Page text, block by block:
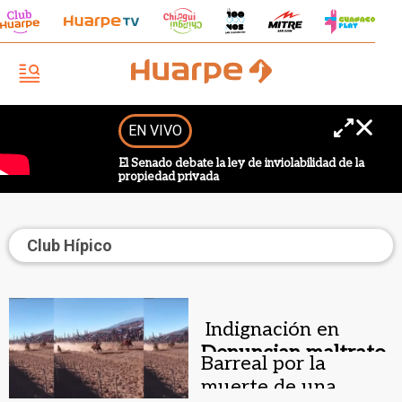
EN VIVO
El Senado debate la ley de inviolabilidad de la
propiedad privada
Club Hípico
Denuncian maltrato
animal .
Indignación en
Barreal por la
muerte de una